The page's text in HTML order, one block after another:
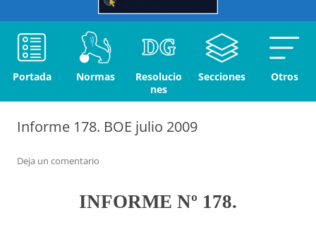
Portada Normas
Resolucio
nes
Secciones Otros
Informe 178. BOE julio 2009
Deja un comentario
INFORME Nº 178.